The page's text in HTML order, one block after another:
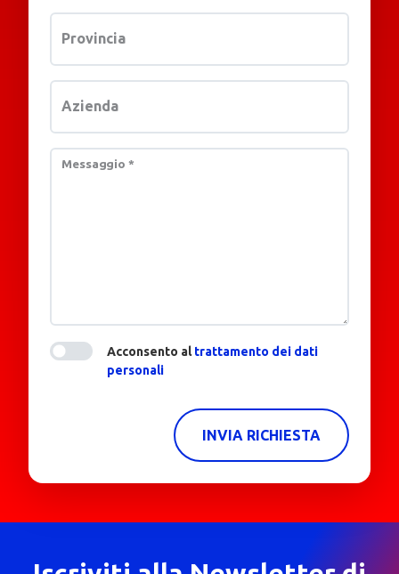
Provincia
Azienda
Messaggio *
Acconsento altrattamento dei dati
personali
INVIA RICHIESTA